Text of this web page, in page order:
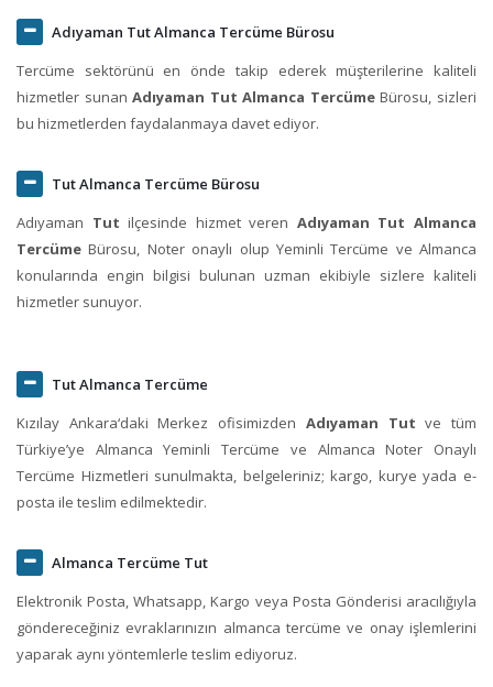
Adıyaman Tut Almanca Tercüme Bürosu
Tercüme sektörünü en önde takip ederek müşterilerine kaliteli
hizmetler sunanAdıyaman Tut Almanca TercümeBürosu, sizleri
bu hizmetlerden faydalanmaya davet ediyor.
Tut Almanca Tercüme Bürosu
Adıyaman Tut ilçesinde hizmet veren Adıyaman Tut Almanca
Tercüme Bürosu, Noter onaylı olup Yeminli Tercüme ve Almanca
konularında engin bilgisi bulunan uzman ekibiyle sizlere kaliteli
hizmetler sunuyor.
Tut Almanca Tercüme
Kızılay Ankara‘daki Merkez ofisimizden Adıyaman Tut ve tüm
Türkiye’ye Almanca Yeminli Tercüme ve Almanca Noter Onaylı
Tercüme Hizmetleri sunulmakta, belgeleriniz; kargo, kurye yada e-
posta ile teslim edilmektedir.
Almanca Tercüme Tut
Elektronik Posta, Whatsapp, Kargo veya Posta Gönderisi aracılığıyla
göndereceğiniz evraklarınızın almanca tercüme ve onay işlemlerini
yaparak aynı yöntemlerle teslim ediyoruz.